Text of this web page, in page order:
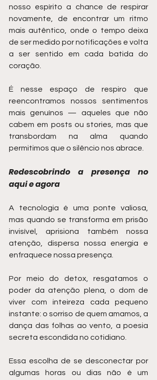
nosso espírito a chance de respirar
novamente, de encontrar um ritmo
mais autêntico, onde o tempo deixa
de ser medido por notificações e volta
a ser sentido em cada batida do
coração.
É nesse espaço de respiro que
reencontramos nossos sentimentos
mais genuínos — aqueles que não
cabem em posts ou stories, mas que
transbordam na alma quando
permitimos que o silêncio nos abrace.
Redescobrindo a presença no
aqui e agora
A tecnologia é uma ponte valiosa,
mas quando se transforma em prisão
invisível, aprisiona também nossa
atenção, dispersa nossa energia e
enfraquece nossa presença.
Por meio do detox, resgatamos o
poder da atenção plena, o dom de
viver com inteireza cada pequeno
instante: o sorriso de quem amamos, a
dança das folhas ao vento, a poesia
secreta escondida no cotidiano.
Essa escolha de se desconectar por
algumas horas ou dias não é um